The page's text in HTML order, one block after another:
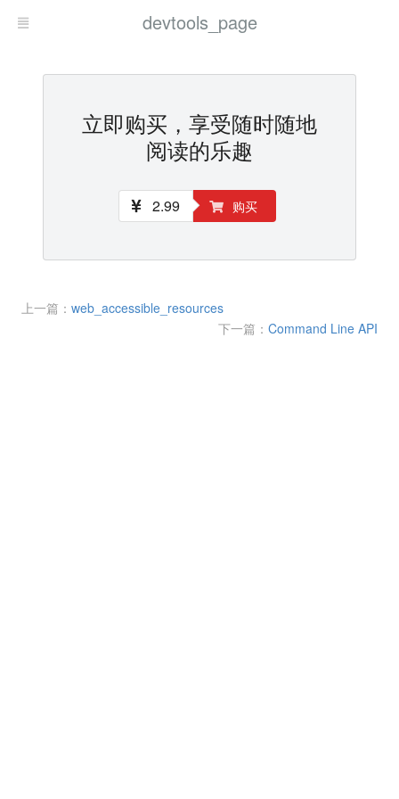
devtools_page
立即购买，享受随时随地
阅读的乐趣
2.99 购买
上一篇： web_accessible_resources
下一篇： Command Line API